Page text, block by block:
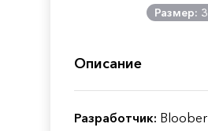
Размер:
Описание
Разработчик: Bloober